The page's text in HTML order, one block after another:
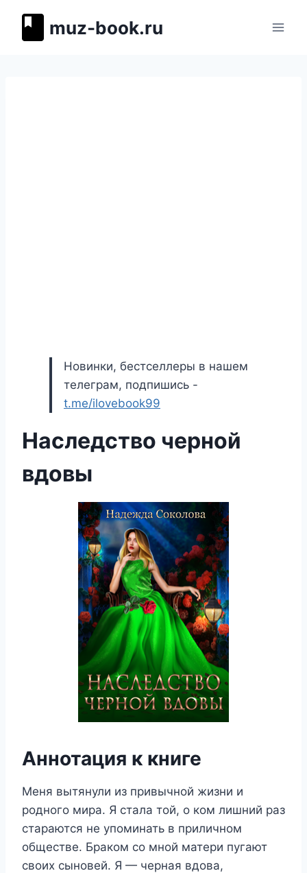
muz-book.ru
Новинки, бестселлеры в нашем
телеграм, подпишись -
t.me/ilovebook99
Наследство черной
вдовы
Аннотация к книге
Меня вытянули из привычной жизни и
родного мира. Я стала той, о ком лишний раз
стараются не упоминать в приличном
обществе. Браком со мной матери пугают
своих сыновей. Я — черная вдова,